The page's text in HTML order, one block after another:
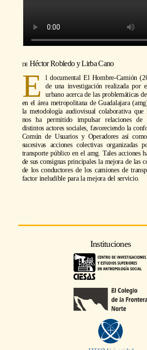
Héctor RobledoyLirba Cano
E
l documental El Hombre-Camión
de una investigación realizada por
urbano acerca de las problemáticas
en el área metropolitana de Guadalajara
la metodología audiovisual colaborativa que
nos ha permitido impulsar relaciones de
distintos actores sociales, favoreciendo la
Común de Usuarios y Operadores así
sucesivas acciones colectivas organizadas
transporte público en el amg. Tales acciones
de sus consignas principales la mejora de las
de los conductores de los camiones de
factor ineludible para la mejora del servicio.
Instituciones